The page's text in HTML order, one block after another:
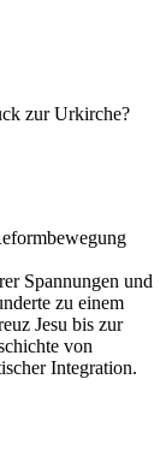
zur Urkirche?
Spannungen und
zu einem
Jesu bis zur
von
Integration.